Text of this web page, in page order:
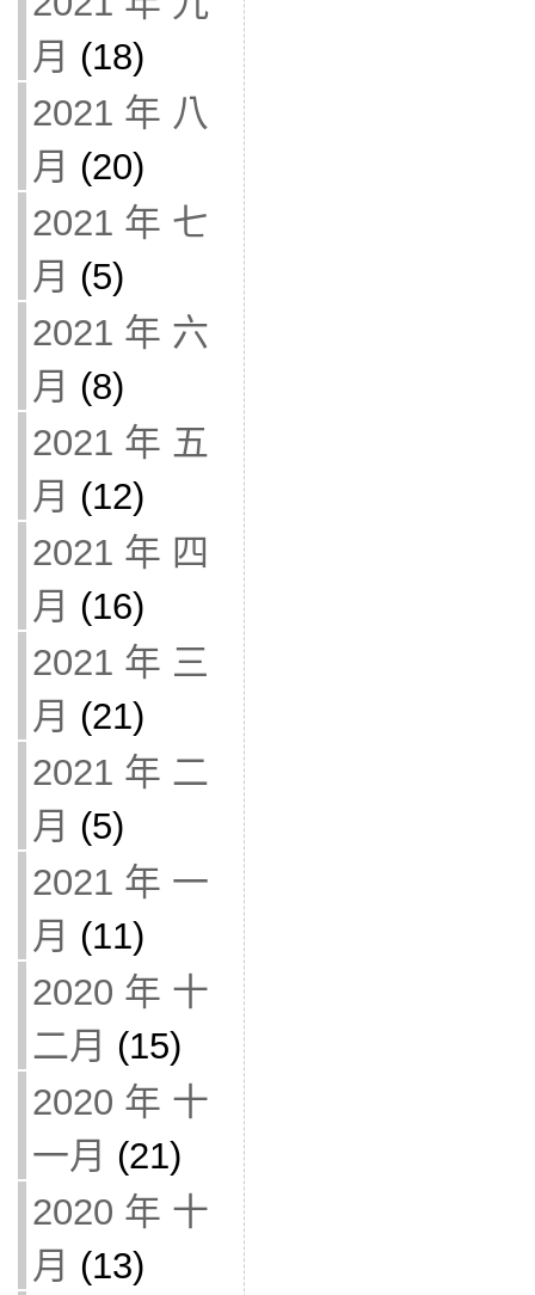
月 (18)
2021 年 八
月 (20)
2021 年 七
月 (5)
2021 年 六
月 (8)
2021 年 五
月 (12)
2021 年 四
月 (16)
2021 年 三
月 (21)
2021 年 二
月 (5)
2021 年 一
月 (11)
2020 年 十
二月 (15)
2020 年 十
一月 (21)
2020 年 十
月 (13)